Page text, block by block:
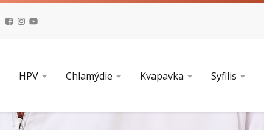
HPV Chlamýdie Kvapavka Syfilis